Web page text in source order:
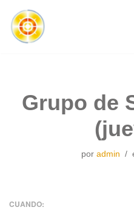
Saltar
Grupo de
por admin
CUANDO: